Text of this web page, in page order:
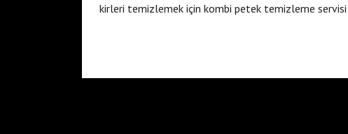
kirleri temizlemek için kombi petek temizleme